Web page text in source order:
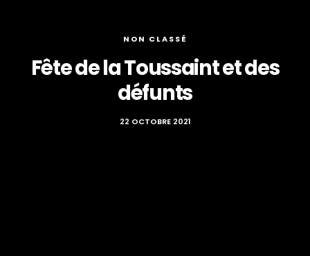
NON CLASSÉ
Fête de la Toussaint et des
défunts
22 OCTOBRE 2021